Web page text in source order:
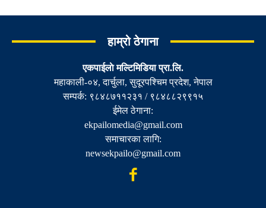
हाम्रो ठेगाना
एकपाईलाे मल्टिमिडिया प्रा.लि.
महाकाली-०४, दार्चुला, सुदूरपश्चिम प्रदेश, नेपाल
सम्पर्क: ९८४८७११२३१ / ९८४८८२९९१५
ईमेल ठेगाना:
ekpailomedia@gmail.com
समाचारका लागि:
newsekpailo@gmail.com